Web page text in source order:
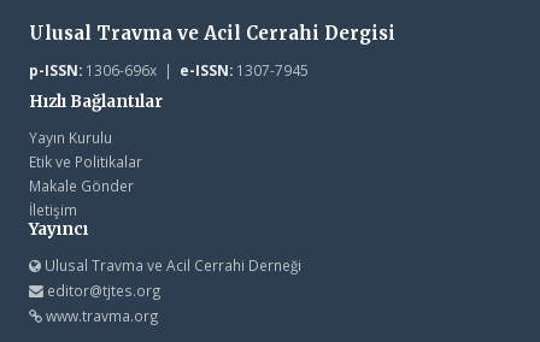
Ulusal Travma ve Acil Cerrahi Dergisi
p-ISSN:1306-696x | e-ISSN:1307-7945
Hızlı Bağlantılar
Yayın Kurulu
Etik ve Politikalar
Makale Gönder
İletişim
Yayıncı
Ulusal Travma ve Acil Cerrahi Derneği
editor@tjtes.org
www.travma.org